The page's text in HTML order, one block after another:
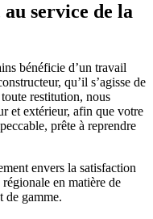
service de la
bénéficie d’un travail
qu’il s’agisse de
restitution, nous
et extérieur, afin que votre
prête à reprendre
envers la satisfaction
en matière de
de gamme.